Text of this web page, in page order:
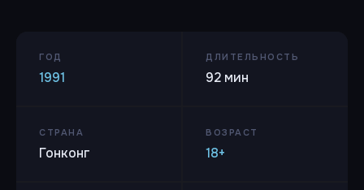
ГОД
1991
ДЛИТЕЛЬНОСТЬ
92 мин
СТРАНА
Гонконг
ВОЗРАСТ
18+